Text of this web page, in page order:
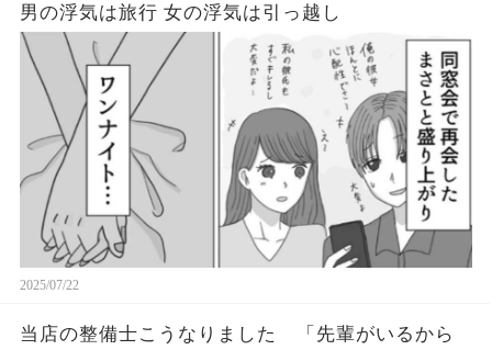
男の浮気は旅行 女の浮気は引っ越し
2025/07/22
当店の整備士こうなりました 「先輩がいるから